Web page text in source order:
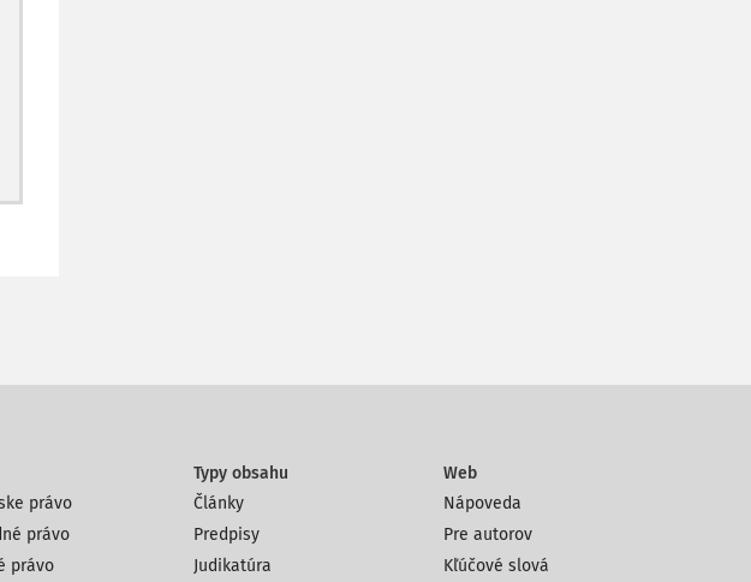
právo
právo
právo
Typy obsahu
Články
Predpisy
Judikatúra
Web
Nápoveda
Pre autorov
Kľúčové slová